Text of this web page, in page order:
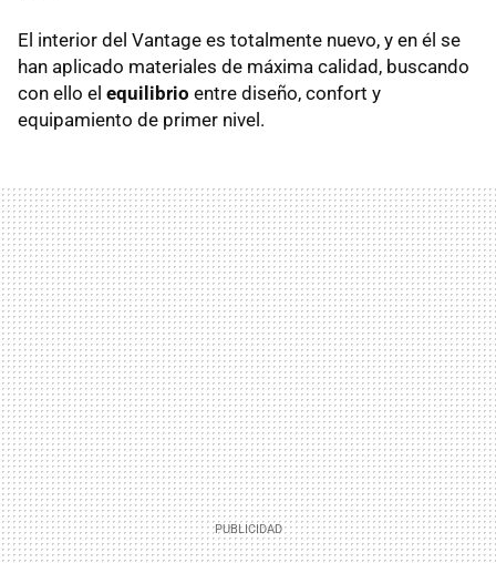
El interior del Vantage es totalmente nuevo, y en él se
han aplicado materiales de máxima calidad, buscando
con ello el equilibrio entre diseño, confort y
equipamiento de primer nivel.